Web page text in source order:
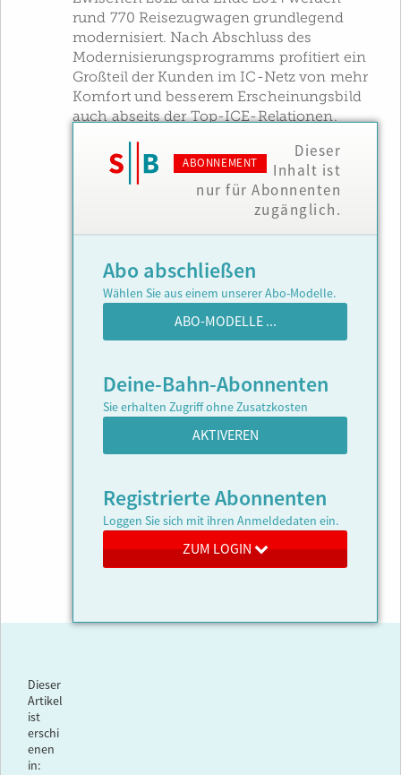
rund 770 Reisezugwagen grundlegend
modernisiert. Nach Abschluss des
Modernisierungsprogramms profitiert ein
Großteil der Kunden im IC-Netz von mehr
Komfort und besserem Erscheinungsbild
auch abseits der Top-ICE-Relationen.
ABONNEMENT
Dieser
Inhalt ist
nur für Abonnenten
zugänglich.
Abo abschließen
Wählen Sie aus einem unserer Abo-Modelle.
ABO-MODELLE ...
Deine-Bahn-Abonnenten
Sie erhalten Zugriff ohne Zusatzkosten
AKTIVEREN
Registrierte Abonnenten
Loggen Sie sich mit ihren Anmeldedaten ein.
ZUM LOGIN
Dieser
Artikel
ist
erschi
enen
in: